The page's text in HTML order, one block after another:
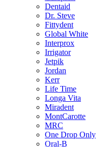
Dentaid
Dr. Steve
Fittydent
Global White
Interprox
Irrigator
Jetpik
Jordan
Kerr
Life Time
Longa Vita
Miradent
MontCarotte
MRC
One Drop Only
Oral-B